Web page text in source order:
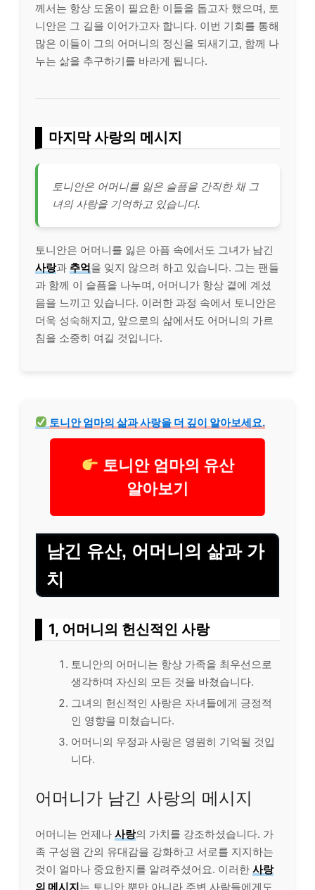
께서는 항상 도움이 필요한 이들을 돕고자 했으며, 토
니안은 그 길을 이어가고자 합니다. 이번 기회를 통해
많은 이들이 그의 어머니의 정신을 되새기고, 함께 나
누는 삶을 추구하기를 바라게 됩니다.
마지막 사랑의 메시지
토니안은 어머니를 잃은 슬픔을 간직한 채 그
녀의 사랑을 기억하고 있습니다.
토니안은 어머니를 잃은 아픔 속에서도 그녀가 남긴
사랑과 추억을 잊지 않으려 하고 있습니다. 그는 팬들
과 함께 이 슬픔을 나누며, 어머니가 항상 곁에 계셨
음을 느끼고 있습니다. 이러한 과정 속에서 토니안은
더욱 성숙해지고, 앞으로의 삶에서도 어머니의 가르
침을 소중히 여길 것입니다.
토니안 엄마의 삶과 사랑을 더 깊이 알아보세요.
토니안 엄마의 유산
알아보기
남긴 유산, 어머니의 삶과 가
치
1, 어머니의 헌신적인 사랑
토니안의 어머니는 항상 가족을 최우선으로
생각하며 자신의 모든 것을 바쳤습니다.
그녀의 헌신적인 사랑은 자녀들에게 긍정적
인 영향을 미쳤습니다.
어머니의 우정과 사랑은 영원히 기억될 것입
니다.
어머니가 남긴 사랑의 메시지
어머니는 언제나 사랑의 가치를 강조하셨습니다. 가
족 구성원 간의 유대감을 강화하고 서로를 지지하는
것이 얼마나 중요한지를 알려주셨어요. 이러한 사랑
의 메시지는 토니안 뿐만 아니라 주변 사람들에게도